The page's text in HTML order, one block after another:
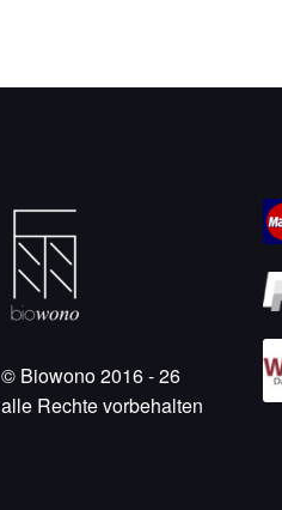
© Biowono 2016 - 26
alle Rechte vorbehalten